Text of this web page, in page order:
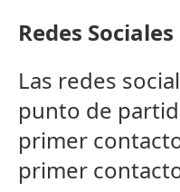
Redes Sociales
Las redes
punto de
primer
primer